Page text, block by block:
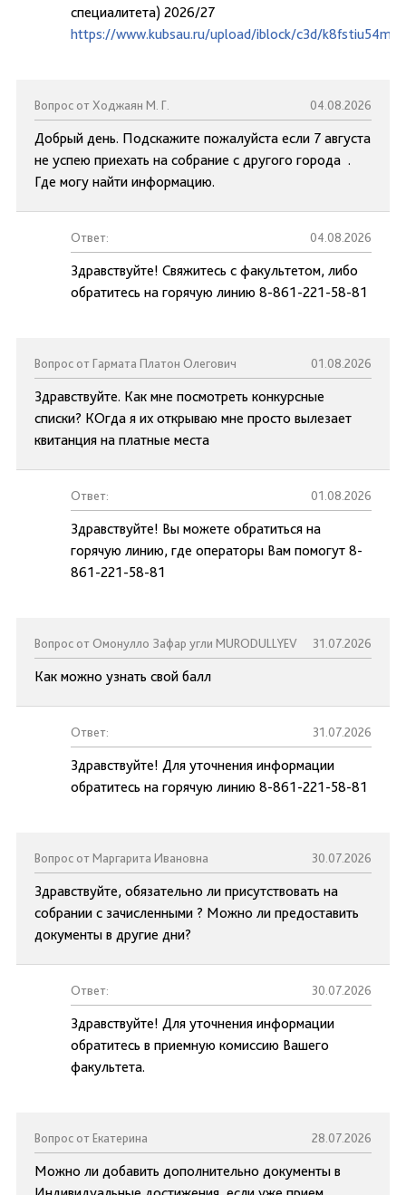
специалитета) 2026/27
https://www.kubsau.ru/upload/iblock/c3d/
Вопрос от Ходжаян М. Г. 04.08.2026
Добрый день. Подскажите пожалуйста если 7 августа
не успею приехать на собрание с другого города .
Где могу найти информацию.
Ответ: 04.08.2026
Здравствуйте! Свяжитесь с факультетом, либо
обратитесь на горячую линию 8-861-221-58-81
Вопрос от Гармата Платон Олегович 01.08.2026
Здравствуйте. Как мне посмотреть конкурсные
списки? КОгда я их открываю мне просто вылезает
квитанция на платные места
Ответ: 01.08.2026
Здравствуйте! Вы можете обратиться на
горячую линию, где операторы Вам помогут 8-
861-221-58-81
Вопрос от Омонулло Зафар угли MURODULLYEV 31.07.2026
Как можно узнать свой балл
Ответ: 31.07.2026
Здравствуйте! Для уточнения информации
обратитесь на горячую линию 8-861-221-58-81
Вопрос от Маргарита Ивановна 30.07.2026
Здравствуйте, обязательно ли присутствовать на
собрании с зачисленными ? Можно ли предоставить
документы в другие дни?
Ответ: 30.07.2026
Здравствуйте! Для уточнения информации
обратитесь в приемную комиссию Вашего
факультета.
Вопрос от Екатерина 28.07.2026
Можно ли добавить дополнительно документы в